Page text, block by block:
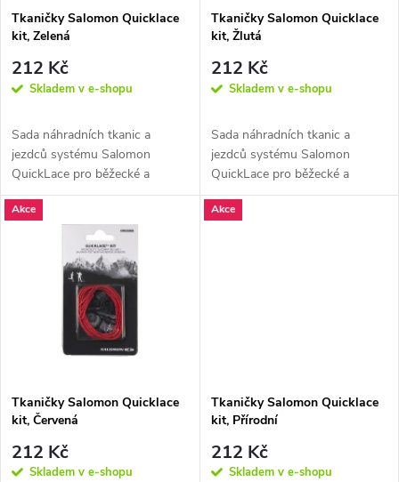
p
r
o
d
u
p
r
o
d
u
Tkaničky Salomon Quicklace
kit, Zelená
212 Kč
Skladem v e-shopu
Sada náhradních tkanic a
jezdců systému Salomon
QuickLace pro běžecké a
běžkařské boty.
Tkaničky Salomon Quicklace
kit, Žlutá
212 Kč
Skladem v e-shopu
Sada náhradních tkanic a
jezdců systému Salomon
QuickLace pro běžecké a
běžkařské boty.
Akce
Tkaničky Salomon Quicklace
kit, Červená
212 Kč
Skladem v e-shopu
Akce
Tkaničky Salomon Quicklace
kit, Přírodní
212 Kč
Skladem v e-shopu